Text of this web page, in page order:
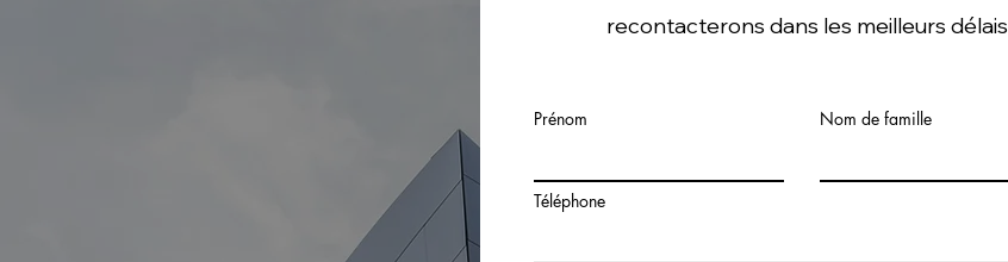
recontacterons dans les meilleurs délais
Prénom Nom de famille
Téléphone